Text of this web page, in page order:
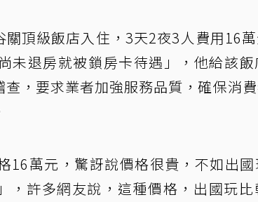
頂級飯店入住，3天2夜3人費用16
未退房就被鎖房卡待遇」，他給該
，要求業者加強服務品質，確保消
16萬元，驚訝說價格很貴，不如出國
，許多網友說，這種價格，出國玩